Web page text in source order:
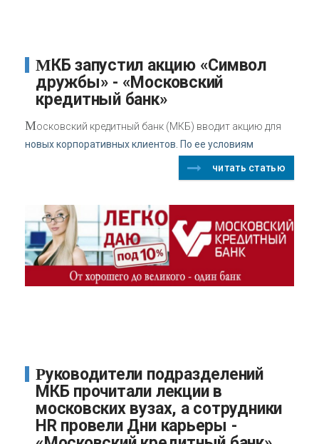
МКБ запустил акцию «Символ
дружбы» - «Московский
кредитный банк»
Московский кредитный банк (МКБ) вводит акцию для
новых корпоративных клиентов. По ее условиям
читать статью
Руководители подразделений
МКБ прочитали лекции в
московских вузах, а сотрудники
HR провели Дни карьеры -